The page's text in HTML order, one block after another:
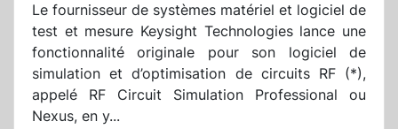
Le fournisseur de systèmes matériel et logiciel de
test et mesure Keysight Technologies lance une
fonctionnalité originale pour son logiciel de
simulation et d’optimisation de circuits RF (*),
appelé RF Circuit Simulation Professional ou
Nexus, en y...